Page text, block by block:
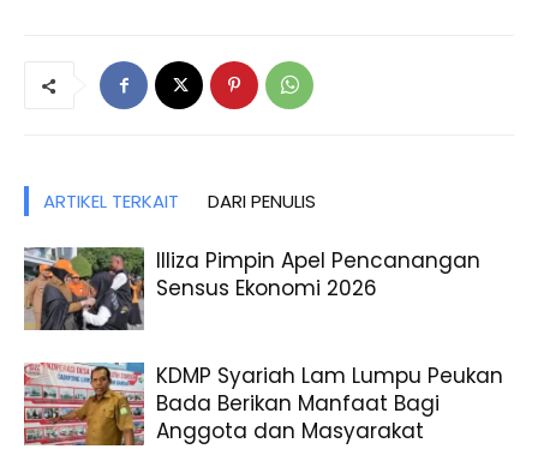
ARTIKEL TERKAIT DARI PENULIS
Illiza Pimpin Apel Pencanangan
Sensus Ekonomi 2026
KDMP Syariah Lam Lumpu Peukan
Bada Berikan Manfaat Bagi
Anggota dan Masyarakat